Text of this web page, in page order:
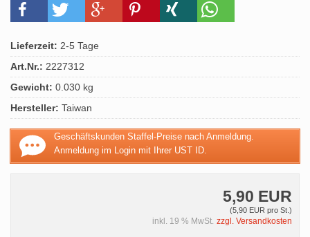
Lieferzeit: 2-5 Tage
Art.Nr.: 2227312
Gewicht: 0.030 kg
Hersteller: Taiwan
Geschäftskunden Staffel-Preise nach Anmeldung.
Anmeldung im Login mit Ihrer UST ID.
5,90 EUR
(5,90 EUR pro St.)
inkl. 19 % MwSt. zzgl. Versandkosten